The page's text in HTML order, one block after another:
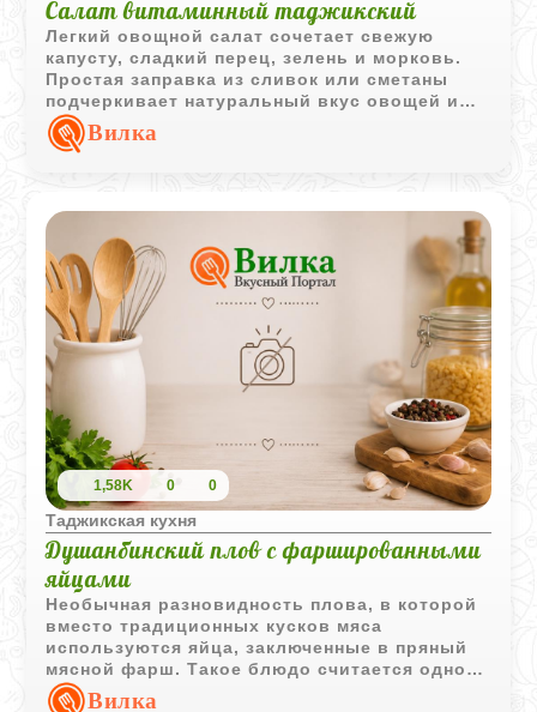
Салат витаминный таджикский
Легкий овощной салат сочетает свежую
капусту, сладкий перец, зелень и морковь.
Простая заправка из сливок или сметаны
подчеркивает натуральный вкус овощей и
делает блюдо отличным дополнением к
повседневному меню.
Вилка
1,58K 0 0
Таджикская кухня
Душанбинский плов с фаршированными
яйцами
Необычная разновидность плова, в которой
вместо традиционных кусков мяса
используются яйца, заключенные в пряный
мясной фарш. Такое блюдо считается одной
из интересных вариаций таджикского плова
Вилка